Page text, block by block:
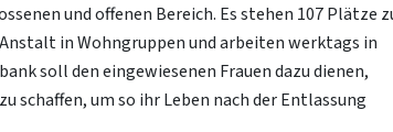
und offenen Bereich. Es stehen 107 Plätze
in Wohngruppen und arbeiten werktags in
soll den eingewiesenen Frauen dazu dienen,
schaffen, um so ihr Leben nach der Entlassung